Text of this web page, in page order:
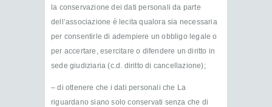
la conservazione dei dati personali da parte
dell’associazione è lecita qualora sia necessaria
per consentirle di adempiere un obbligo legale o
per accertare, esercitare o difendere un diritto in
sede giudiziaria (c.d. diritto di cancellazione);
– di ottenere che i dati personali che La
riguardano siano solo conservati senza che di